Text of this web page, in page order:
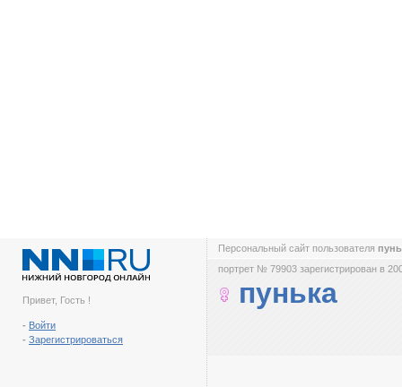
Привет, Гость !
- Войти
- Зарегистрироваться
Персональный сайт пользователя
портрет № 79903 зарегистрирован в
пунька